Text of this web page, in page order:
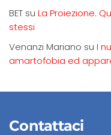
BET su La Proiezione.
stessi
Venanzi Mariano su I
amartofobia ed
Contattaci